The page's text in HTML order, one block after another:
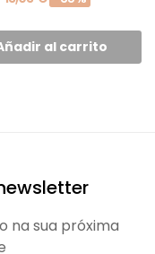
al carrito
na sua próxima